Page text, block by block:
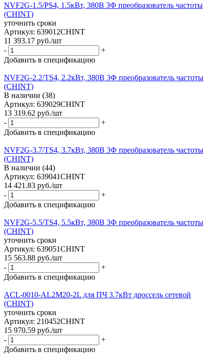
NVF2G-1.5/PS4, 1.5кВт, 380В 3Ф преобразователь частоты
(CHINT)
уточнить сроки
Артикул: 639012CHINT
11 393.17 руб./шт
-
+
Добавить в спецификацию
NVF2G-2.2/TS4, 2.2кВт, 380В 3Ф преобразователь частоты
(CHINT)
В наличии (38)
Артикул: 639029CHINT
13 319.62 руб./шт
-
+
Добавить в спецификацию
NVF2G-3.7/TS4, 3.7кВт, 380В 3Ф преобразователь частоты
(CHINT)
В наличии (44)
Артикул: 639041CHINT
14 421.83 руб./шт
-
+
Добавить в спецификацию
NVF2G-5.5/TS4, 5.5кВт, 380В 3Ф преобразователь частоты
(CHINT)
уточнить сроки
Артикул: 639051CHINT
15 563.88 руб./шт
-
+
Добавить в спецификацию
ACL-0010-AL2M20-2L для ПЧ 3.7кВт дроссель сетевой
(CHINT)
уточнить сроки
Артикул: 210452CHINT
15 970.59 руб./шт
-
+
Добавить в спецификацию